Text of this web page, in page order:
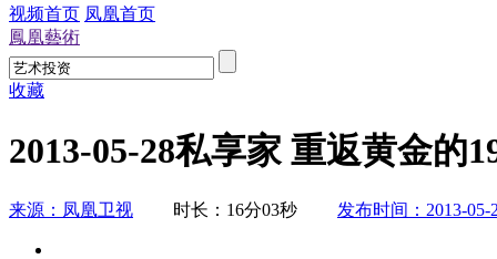
视频首页 凤凰首页
鳳凰藝術
收藏
2013-05-28私享家 重返黄金的
来源：凤凰卫视 时长：16分03秒 发布时间：2013-05-